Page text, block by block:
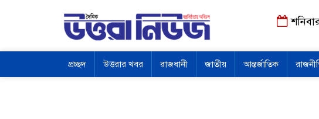
প্রচ্ছদ উত্তরার খবর রাজধানী জাতীয় আন্তর্জাতিক